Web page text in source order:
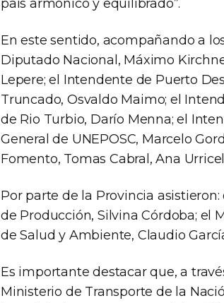
país armónico y equilibrado”.
En este sentido, acompañando a
Diputado Nacional, Máximo
Lepere; el Intendente de Puerto
Truncado, Osvaldo Maimo; el
de Rio Turbio, Darío Menna; el
General de UNEPOSC, Marcelo
Fomento, Tomas Cabral, Ana
Por parte de la Provincia
de Producción, Silvina Córdoba; el
de Salud y Ambiente, Claudio
Es importante destacar que, a
Ministerio de Transporte de la